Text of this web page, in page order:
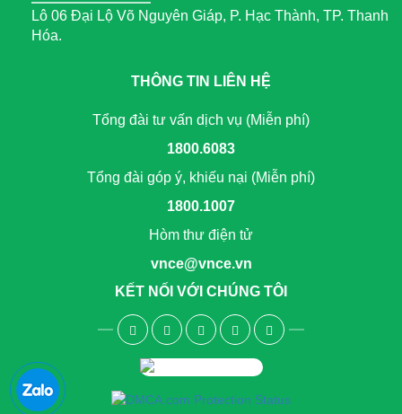
Lô 06 Đại Lộ Võ Nguyên Giáp, P. Hạc Thành, TP. Thanh
Hóa.
THÔNG TIN LIÊN HỆ
Tổng đài tư vấn dịch vụ (Miễn phí)
1800.6083
Tổng đài góp ý, khiếu nại (Miễn phí)
1800.1007
Hòm thư điện tử
vnce@vnce.vn
KẾT NỐI VỚI CHÚNG TÔI